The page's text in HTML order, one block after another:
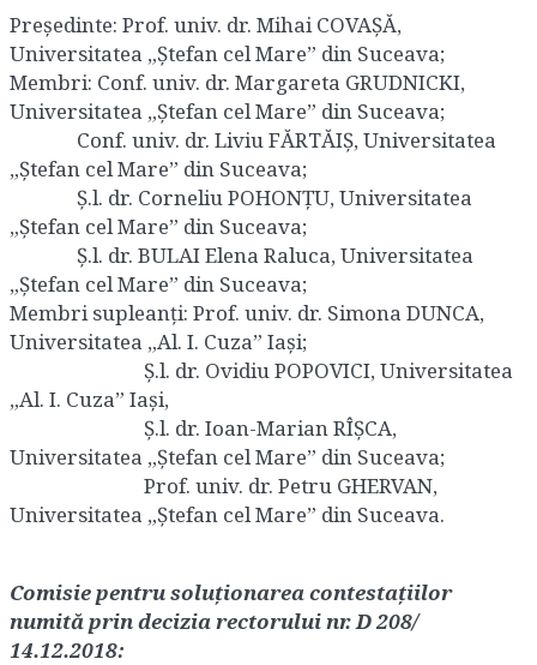
Preşedinte: Prof. univ. dr. Mihai COVAȘĂ,
Universitatea „Ștefan cel Mare” din Suceava;
Membri: Conf. univ. dr. Margareta GRUDNICKI,
Universitatea „Ștefan cel Mare” din Suceava;
Conf. univ. dr. Liviu FĂRTĂIȘ, Universitatea
„Ștefan cel Mare” din Suceava;
Ș.l. dr. Corneliu POHONȚU, Universitatea
„Ștefan cel Mare” din Suceava;
Ș.l. dr. BULAI Elena Raluca, Universitatea
„Ștefan cel Mare” din Suceava;
Membri supleanţi: Prof. univ. dr. Simona DUNCA,
Universitatea „Al. I. Cuza” Iași;
Ș.l. dr. Ovidiu POPOVICI, Universitatea
„Al. I. Cuza” Iași,
Ș.l. dr. Ioan-Marian RÎȘCA,
Universitatea „Ștefan cel Mare” din Suceava;
Prof. univ. dr. Petru GHERVAN,
Universitatea „Ștefan cel Mare” din Suceava.
Comisie pentru soluționarea contestațiilor
numită prin decizia rectorului nr. D 208/
14.12.2018: